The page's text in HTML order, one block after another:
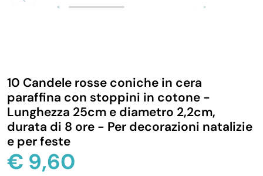
IGIENE E PULIZIA
CASA E PERSONA
FERRAMENTA E LINEA AUTO
10 Candele rosse coniche in cera
paraffina con stoppini in cotone -
Lunghezza 25cm e diametro 2,2cm,
durata di 8 ore - Per decorazioni natalizie
e per feste
€ 9,60